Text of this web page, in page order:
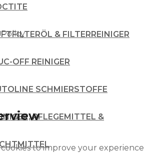
& FILTERREINIGER
OFF REINIGER
SCHMIERSTOFFE
PFLEGEMITTEL &
Policy
cookies to improve your experience